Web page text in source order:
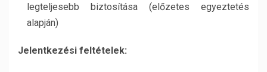
legteljesebb biztosítása (előzetes egyeztetés
alapján)
Jelentkezési feltételek: